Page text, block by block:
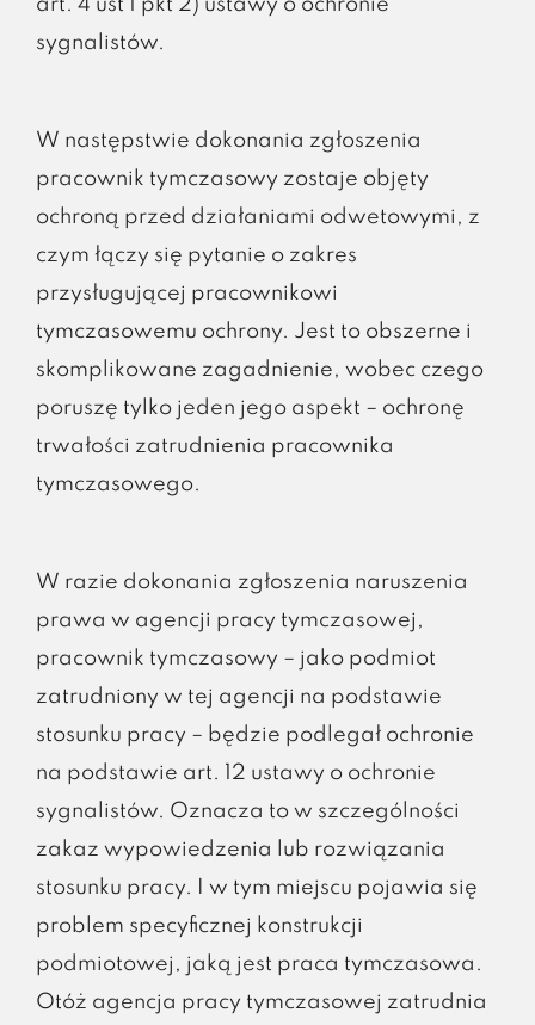
art. 4 ust 1 pkt 2) ustawy o ochronie
sygnalistów.
W następstwie dokonania zgłoszenia
pracownik tymczasowy zostaje objęty
ochroną przed działaniami odwetowymi, z
czym łączy się pytanie o zakres
przysługującej pracownikowi
tymczasowemu ochrony. Jest to obszerne i
skomplikowane zagadnienie, wobec czego
poruszę tylko jeden jego aspekt – ochronę
trwałości zatrudnienia pracownika
tymczasowego.
W razie dokonania zgłoszenia naruszenia
prawa w agencji pracy tymczasowej,
pracownik tymczasowy – jako podmiot
zatrudniony w tej agencji na podstawie
stosunku pracy – będzie podlegał ochronie
na podstawie art. 12 ustawy o ochronie
sygnalistów. Oznacza to w szczególności
zakaz wypowiedzenia lub rozwiązania
stosunku pracy. I w tym miejscu pojawia się
problem specyficznej konstrukcji
podmiotowej, jaką jest praca tymczasowa.
Otóż agencja pracy tymczasowej zatrudnia